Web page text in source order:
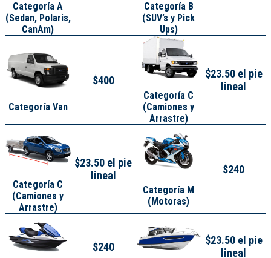
Categoría A
(Sedan, Polaris,
CanAm)
Categoría B
(SUV’s y Pick
Ups)
Categoría Van
$400
Categoría C
(Camiones y
Arrastre)
$23.50 el pie
lineal
Categoría C
(Camiones y
Arrastre)
$23.50 el pie
lineal
Categoría M
(Motoras)
$240
$240
$23.50 el pie
lineal